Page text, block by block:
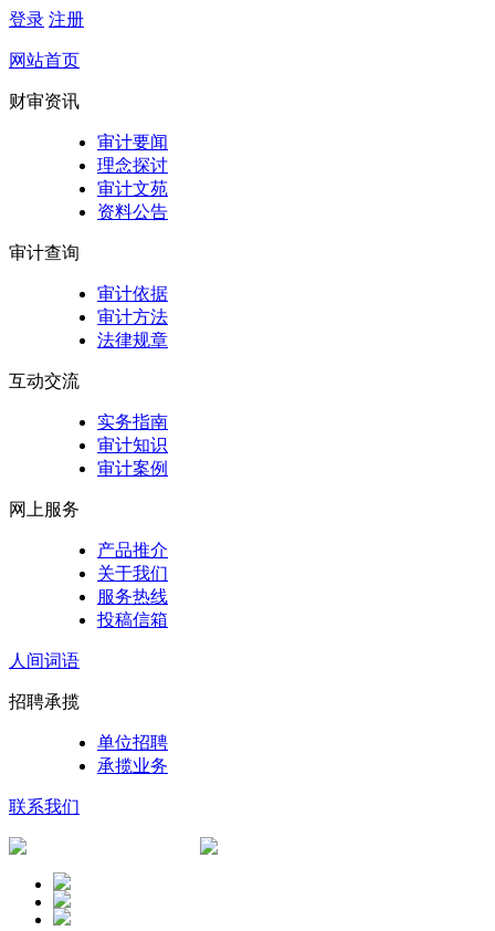
登录 注册
网站首页
财审资讯
审计要闻
理念探讨
审计文苑
资料公告
审计查询
审计依据
审计方法
法律规章
互动交流
实务指南
审计知识
审计案例
网上服务
产品推介
关于我们
服务热线
投稿信箱
人间词语
招聘承揽
单位招聘
承揽业务
联系我们